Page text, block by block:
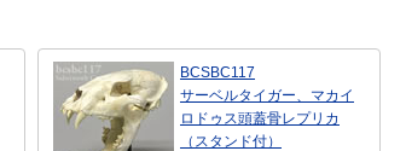
BCSBC117
サーベルタイガー、マカイ
ロドゥス頭蓋骨レプリカ
（スタンド付）